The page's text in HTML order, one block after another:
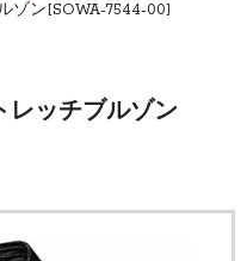
ゾン[SOWA-7544-00]
レッチブルゾン